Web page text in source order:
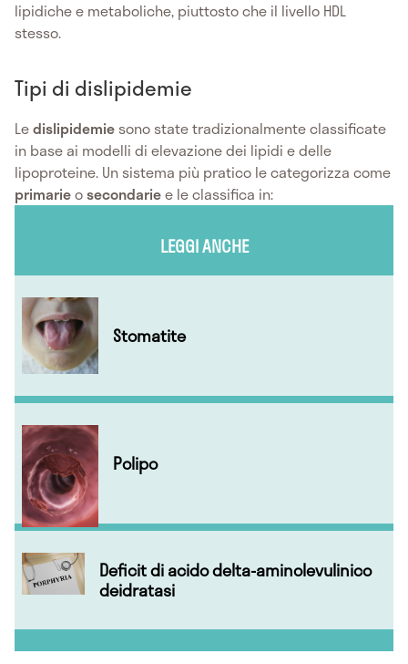
lipidiche e metaboliche, piuttosto che il livello HDL
stesso.
Tipi di dislipidemie
Ledislipidemie sono state tradizionalmente classificate
in base ai modelli di elevazione dei lipidi e delle
lipoproteine. Un sistema più pratico le categorizza come
primarieosecondariee le classifica in:
LEGGI ANCHE
Stomatite
Polipo
Deficit di acido delta-aminolevulinico
deidratasi